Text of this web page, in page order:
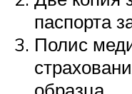
паспорта
Полис